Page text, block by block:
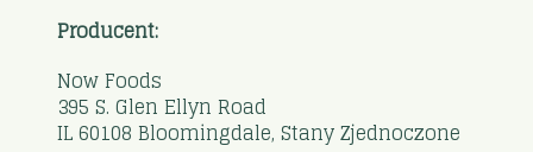
Producent:
Now Foods
395 S. Glen Ellyn Road
IL 60108 Bloomingdale, Stany Zjednoczone